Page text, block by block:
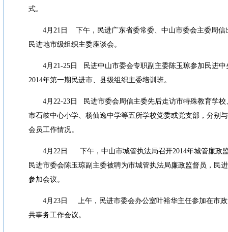
式。
4月 21 日
下午，民进广东省委常委、中山市委会主委周
民进地市级组织主委座谈会。
4月 21-25日
民进中山市委会专职副主委陈玉琼参加民进
2014年第一期民进市、县级组织主委培训班。
4月 22-23日
民进市委会周信主委先后走访市特殊教育学
市石岐中心小学、杨仙逸中学等五所学校党委或党支部，分别
会员工作情况。
4月 22日 下午，中山市城管执法局召开2014年城管廉政
民进市委会陈玉琼副主委被聘为市城管执法局廉政监督员，民
参加会议。
4月 23日
上午，民进市委会办公室叶裕华主任参加在市
共事务工作会议。